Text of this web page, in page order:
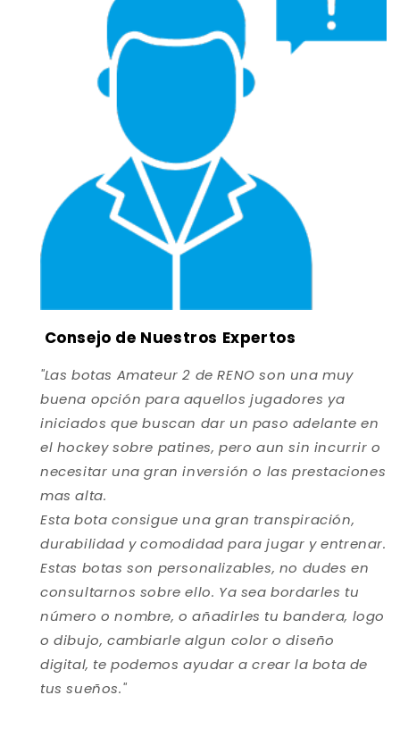
Consejo de Nuestros Expertos
"Las botas Amateur 2 de RENO son una muy
buena opción para aquellos jugadores ya
iniciados que buscan dar un paso adelante en
el hockey sobre patines, pero aun sin incurrir o
necesitar una gran inversión o las prestaciones
mas alta.
Esta bota consigue una gran transpiración,
durabilidad y comodidad para jugar y entrenar.
Estas botas son personalizables, no dudes en
consultarnos sobre ello. Ya sea bordarles tu
número o nombre, o añadirles tu bandera, logo
o dibujo, cambiarle algun color o diseño
digital, te podemos ayudar a crear la bota de
tus sueños."